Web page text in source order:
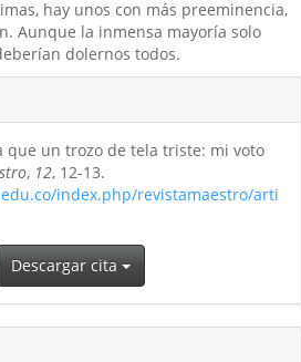
hay unos con más preeminencia,
Aunque la inmensa mayoría solo
dolernos todos.
que un trozo de tela triste: mi voto
, 12, 12-13.
index.php/revistamaestro/arti
Descargar cita